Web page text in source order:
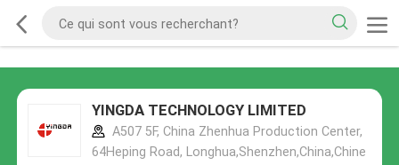
YINGDA TECHNOLOGY LIMITED
A507 5F, China Zhenhua Production Center,
64Heping Road, Longhua,Shenzhen,China,Chine